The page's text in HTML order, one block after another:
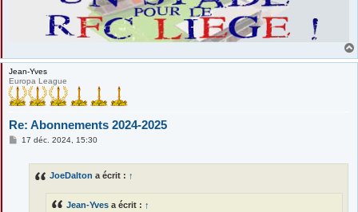
Jean-Yves
Europa League
Re: Abonnements 2024-2025
M17 déc. 2024, 15:30
JoeDalton a écrit : ↑
Jean-Yves a écrit : ↑